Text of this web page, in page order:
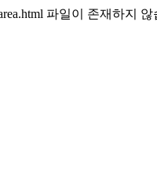
파일이 존재하지